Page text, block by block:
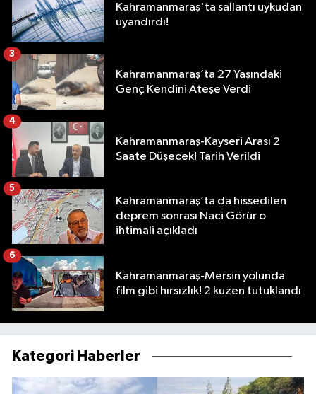
Kahramanmaraş'ta sallantı uykudan
uyandırdı!
Kahramanmaraş’ta 27 Yaşındaki
Genç Kendini Ateşe Verdi
3
Kahramanmaraş-Kayseri Arası 2
Saate Düşecek! Tarih Verildi
4
Kahramanmaraş’ta da hissedilen
deprem sonrası Naci Görür o
ihtimali açıkladı
5
Kahramanmaraş-Mersin yolunda
film gibi hırsızlık! 2 kuzen tutuklandı
6
Kategori Haberler